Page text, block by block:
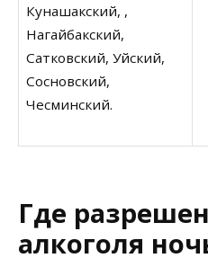
Кунашакский, ,
Нагайбакский,
Сатковский, Уйский,
Сосновский,
Чесминский.
Где
алкоголя